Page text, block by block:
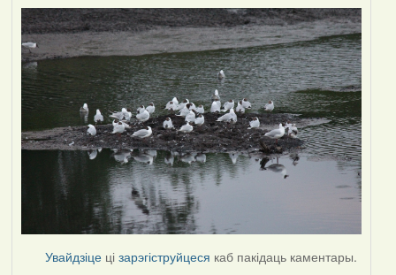
Увайдзіце цізарэгіструйцеся каб пакідаць каментары.